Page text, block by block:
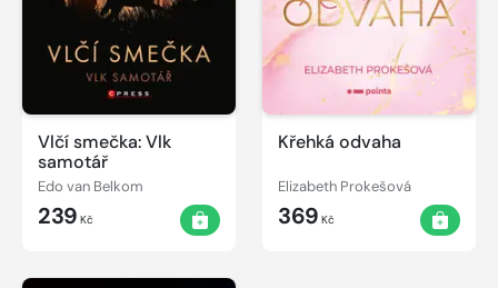
Vlčí smečka: Vlk
samotář
Edo van Belkom
239 Kč
Křehká odvaha
Elizabeth Prokešová
369 Kč